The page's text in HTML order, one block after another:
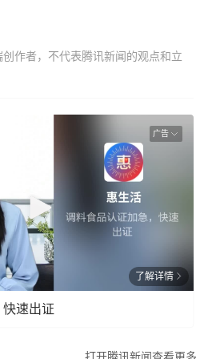
作者，不代表腾讯新闻的观点和立
广告
了解详情
速出证